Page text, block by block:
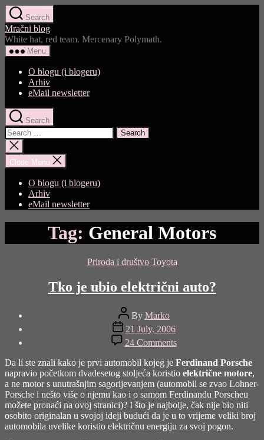
Skip
to
the
content
Search
Mračni blog
White hat, red team. Mercenary Polymath.
Menu
O blogu (i blogeru)
Arhiv
eMail newsletter
Search
Search
for:
Close
search
Close Menu
O blogu (i blogeru)
Arhiv
eMail newsletter
Tag: General Motors
Categories
Priroda i društvo Toyota
Tko je ubio električni auto?
Post
author
By Marko
Post
date
21 July, 2006
24 Commentson
Tko
je
ubio
električni
auto?
Da li ste znali kako je prvi automobil kojeg je Ferdinand Porsche
napravio početkom dvadesetog stoljeća koristio električne motore,
a ne motor s unutrašnjim sagorijevanjem (automobil se zvao Lohner-
Porsche i nešto više o njemu kao i o samom Ferdinandu Porscheu
možete pronaći na ovoj stranici)? I što je najbolje, čak nije bio niti
osobito originalan u svojoj ideji budući da je u to vrijeme veliki broj
automobila uvelike koristio električnu energiju za svoj pogon.